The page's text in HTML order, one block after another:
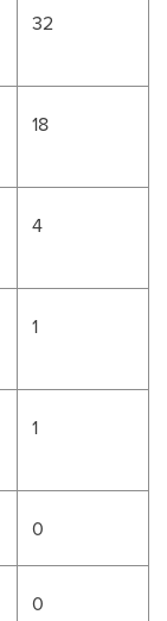
32
18
4
1
1
0
0